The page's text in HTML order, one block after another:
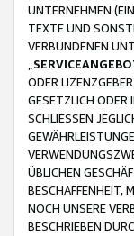
UNTERNEHMEN
TEXTE UND
VERBUNDENEN
ODER
GESETZLICH ODER
SCHLIESSEN
ÜBLICHEN
BESCHAFFENHEIT,
NOCH UNSERE
BESCHRIEBEN